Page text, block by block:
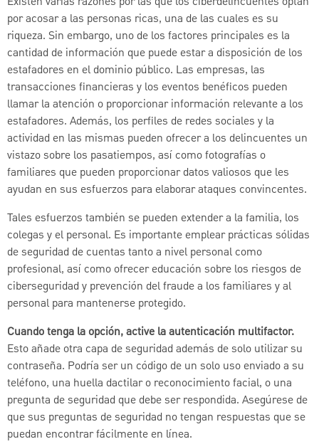
por acosar a las personas ricas, una de las cuales es su
riqueza. Sin embargo, uno de los factores principales es la
cantidad de información que puede estar a disposición de los
estafadores en el dominio público. Las empresas, las
transacciones financieras y los eventos benéficos pueden
llamar la atención o proporcionar información relevante a los
estafadores. Además, los perfiles de redes sociales y la
actividad en las mismas pueden ofrecer a los delincuentes un
vistazo sobre los pasatiempos, así como fotografías o
familiares que pueden proporcionar datos valiosos que les
ayudan en sus esfuerzos para elaborar ataques convincentes.
Tales esfuerzos también se pueden extender a la familia, los
colegas y el personal. Es importante emplear prácticas sólidas
de seguridad de cuentas tanto a nivel personal como
profesional, así como ofrecer educación sobre los riesgos de
ciberseguridad y prevención del fraude a los familiares y al
personal para mantenerse protegido.
Cuando tenga la opción, active la autenticación multifactor.
Esto añade otra capa de seguridad además de solo utilizar su
contraseña. Podría ser un código de un solo uso enviado a su
teléfono, una huella dactilar o reconocimiento facial, o una
pregunta de seguridad que debe ser respondida. Asegúrese de
que sus preguntas de seguridad no tengan respuestas que se
puedan encontrar fácilmente en línea.